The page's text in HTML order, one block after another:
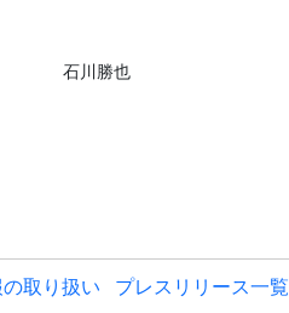
石川勝也
取り扱い プレスリリース一覧